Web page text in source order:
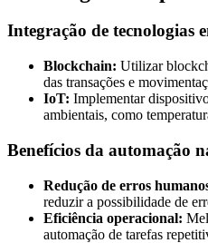
Integração de tecnologias
Blockchain: Utilizar
das transações e
IoT: Implementar
ambientais, como
Benefícios da automação
Redução de erros
reduzir a possibilidade de
Eficiência operacional:
automação de tarefas